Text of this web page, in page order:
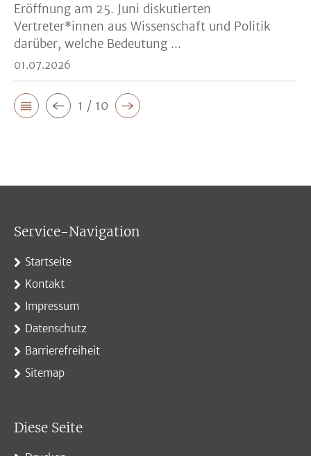
Eröffnung am 25. Juni diskutierten
Vertreter*innen aus Wissenschaft und Politik
darüber, welche Bedeutung ...
01.07.2026
1 / 10
Service-Navigation
Startseite
Kontakt
Impressum
Datenschutz
Barrierefreiheit
Sitemap
Diese Seite